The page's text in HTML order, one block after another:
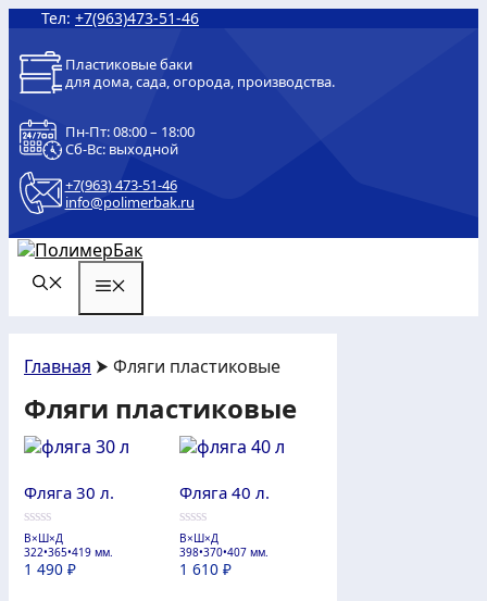
Перейти
содержимому
Тел: +7(963)473-51-46
Пластиковые баки
для дома, сада, огорода, производства.
Пн-Пт: 08:00 – 18:00
Сб-Вс: выходной
+7(963) 473-51-46
info@polimerbak.ru
Главная ⮞ Фляги пластиковые
Фляги пластиковые
Фляга 30 л.
0
из
5
В×Ш×Д
322•365•419 мм.
1 490 ₽
Фляга 40 л.
0
из
5
В×Ш×Д
398•370•407 мм.
1 610 ₽